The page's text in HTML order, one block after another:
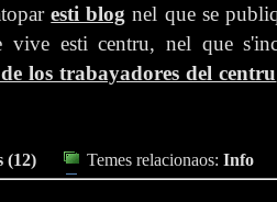
esti blog nel que se
vive esti centru, nel que
los trabayadores del centru
(12) Temes relacionaos: Info